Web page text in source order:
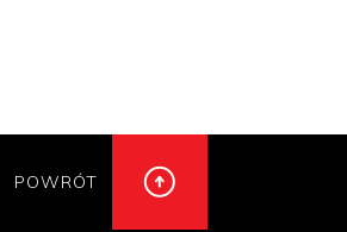
POWRÓT